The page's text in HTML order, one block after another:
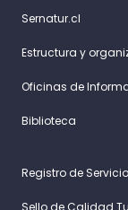
Sernatur.cl
Estructura y
Oficinas de
Biblioteca
Registro de
Sello de Calidad